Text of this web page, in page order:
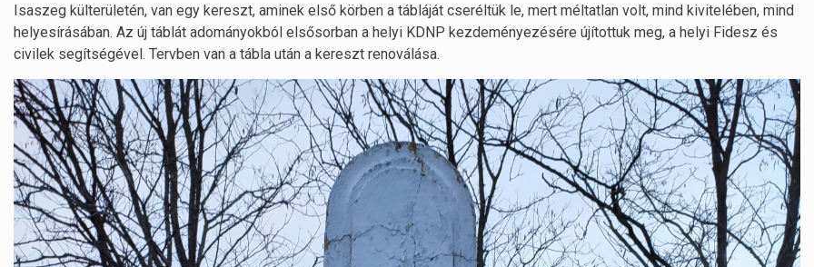
Isaszeg külterületén, van egy kereszt, aminek első körben a tábláját cseréltük le, mert méltatlan volt, mind kivitelében, mind
helyesírásában. Az új táblát adományokból elsősorban a helyi KDNP kezdeményezésére újítottuk meg, a helyi Fidesz és
civilek segítségével. Tervben van a tábla után a kereszt renoválása.